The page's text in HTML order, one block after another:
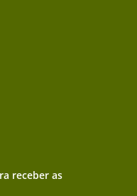
receber as